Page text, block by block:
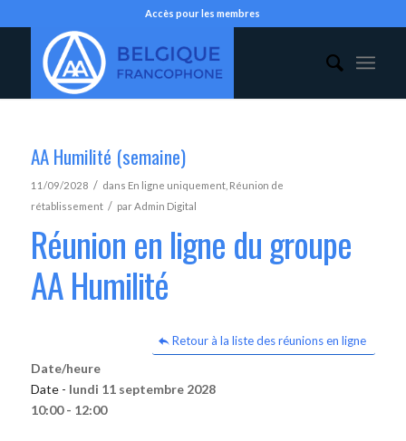
Accès pour les membres
AA Humilité (semaine)
11/09/2028 / dans En ligne uniquement, Réunion de
rétablissement / parAdmin Digital
Réunion en ligne du groupe
AA Humilité
Retour à la liste des réunions en ligne
Date/heure
Date - lundi 11 septembre 2028
10:00 - 12:00